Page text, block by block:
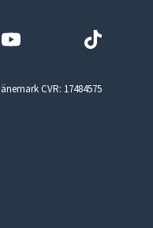
CVR: 17484575